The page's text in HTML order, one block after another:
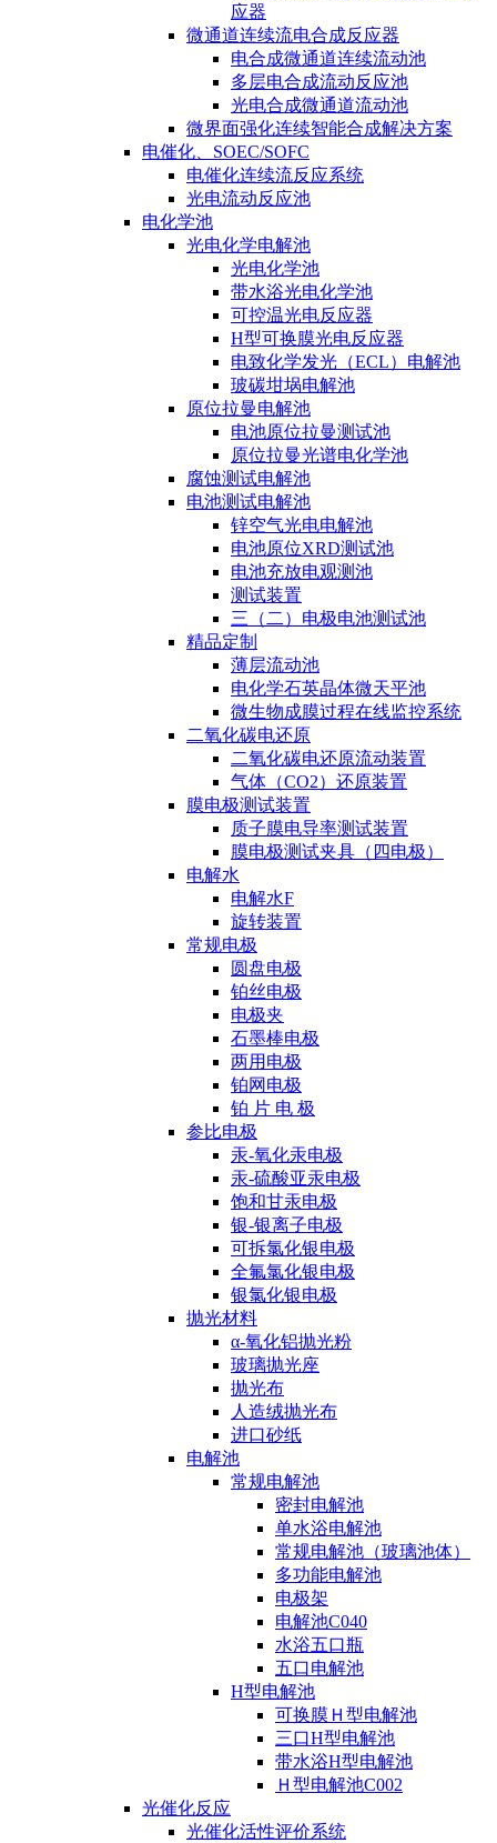
应器
微通道连续流电合成反应器
电合成微通道连续流动池
多层电合成流动反应池
光电合成微通道流动池
微界面强化连续智能合成解决方案
电催化、SOEC/SOFC
电催化连续流反应系统
光电流动反应池
电化学池
光电化学电解池
光电化学池
带水浴光电化学池
可控温光电反应器
H型可换膜光电反应器
电致化学发光（ECL）电解池
玻碳坩埚电解池
原位拉曼电解池
电池原位拉曼测试池
原位拉曼光谱电化学池
腐蚀测试电解池
电池测试电解池
锌空气光电电解池
电池原位XRD测试池
电池充放电观测池
测试装置
三（二）电极电池测试池
精品定制
薄层流动池
电化学石英晶体微天平池
微生物成膜过程在线监控系统
二氧化碳电还原
二氧化碳电还原流动装置
气体（CO2）还原装置
膜电极测试装置
质子膜电导率测试装置
膜电极测试夹具（四电极）
电解水
电解水F
旋转装置
常规电极
圆盘电极
铂丝电极
电极夹
石墨棒电极
两用电极
铂网电极
铂 片 电 极
参比电极
汞-氧化汞电极
汞-硫酸亚汞电极
饱和甘汞电极
银-银离子电极
可拆氯化银电极
全氟氯化银电极
银氯化银电极
抛光材料
α-氧化铝抛光粉
玻璃抛光座
抛光布
人造绒抛光布
进口砂纸
电解池
常规电解池
密封电解池
单水浴电解池
常规电解池（玻璃池体）
多功能电解池
电极架
电解池C040
水浴五口瓶
五口电解池
H型电解池
可换膜Ｈ型电解池
三口H型电解池
带水浴H型电解池
Ｈ型电解池C002
光催化反应
光催化活性评价系统